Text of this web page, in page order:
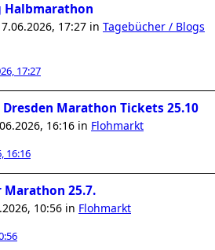
Halbmarathon
17:27 in Tagebücher / Blogs
17:27
Marathon Tickets 25.10
16:16 in Flohmarkt
16:16
Marathon 25.7.
10:56 in Flohmarkt